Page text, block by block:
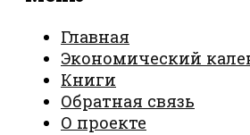
Главная
Экономический
Книги
Обратная связь
О проекте